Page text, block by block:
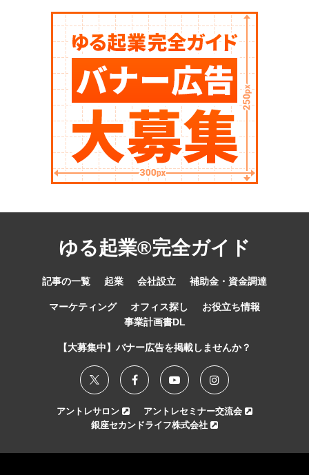
ゆる起業®完全ガイド
記事の一覧 起業 会社設立 補助金・資金調達
マーケティング オフィス探し
お役立ち情報
事業計画書DL
【大募集中】バナー広告を掲載しませんか？
アントレサロン
アントレセミナー交流会
銀座セカンドライフ株式会社